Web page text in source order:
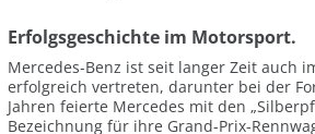
Erfolgsgeschichte im Motorsport.
Mercedes-Benz ist seit langer Zeit auch
erfolgreich vertreten, darunter bei der
Jahren feierte Mercedes mit den
Bezeichnung für ihre Grand-Prix-